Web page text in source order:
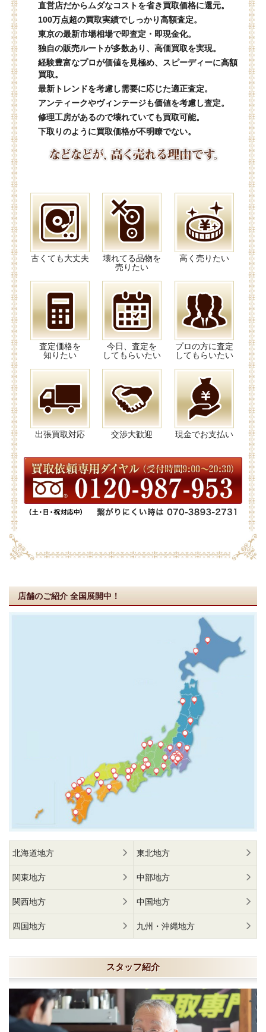
直営店だからムダなコストを省き買取価格に還元。
100万点超の買取実績でしっかり高額査定。
東京の最新市場相場で即査定・即現金化。
独自の販売ルートが多数あり、高価買取を実現。
経験豊富なプロが価値を見極め、スピーディーに高額
買取。
最新トレンドを考慮し需要に応じた適正査定。
アンティークやヴィンテージも価値を考慮し査定。
修理工房があるので壊れていても買取可能。
下取りのように買取価格が不明瞭でない。
古くても大丈夫
壊れてる品物を
売りたい
高く売りたい
査定価格を
知りたい
今日、査定を
してもらいたい
プロの方に査定
してもらいたい
出張買取対応 交渉大歓迎 現金でお支払い
店舗のご紹介 全国展開中！
北海道地方 東北地方
関東地方 中部地方
関西地方 中国地方
四国地方 九州・沖縄地方
スタッフ紹介